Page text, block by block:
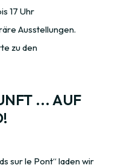
17 Uhr
Ausstellungen.
zu den
... AUF
sur le Pont“ laden wir